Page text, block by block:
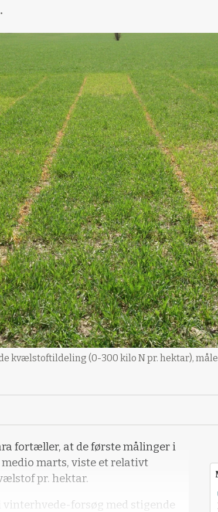
kvælstoftildeling (0-300 kilo N pr. hektar),
fortæller, at de første målinger i
marts, viste et relativt
pr. hektar.
forsøg med stigende